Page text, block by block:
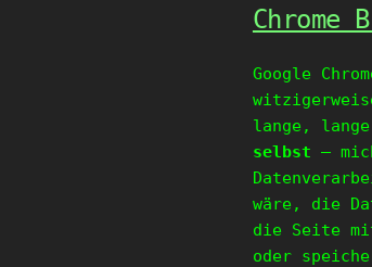
Chrome
Google
lange,
selbst –
wäre, die
die Seite
oder